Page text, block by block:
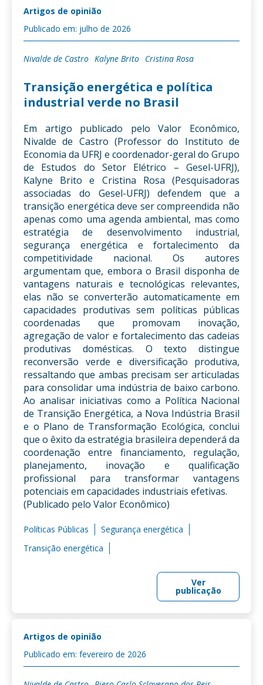
Artigos de opinião
Publicado em: julho de 2026
Nivalde de Castro Kalyne Brito Cristina Rosa
Transição energética e política
industrial verde no Brasil
Em artigo publicado pelo Valor Econômico,
Nivalde de Castro (Professor do Instituto de
Economia da UFRJ e coordenador-geral do Grupo
de Estudos do Setor Elétrico – Gesel-UFRJ),
Kalyne Brito e Cristina Rosa (Pesquisadoras
associadas do Gesel-UFRJ) defendem que a
transição energética deve ser compreendida não
apenas como uma agenda ambiental, mas como
estratégia de desenvolvimento industrial,
segurança energética e fortalecimento da
competitividade nacional. Os autores
argumentam que, embora o Brasil disponha de
vantagens naturais e tecnológicas relevantes,
elas não se converterão automaticamente em
capacidades produtivas sem políticas públicas
coordenadas que promovam inovação,
agregação de valor e fortalecimento das cadeias
produtivas domésticas. O texto distingue
reconversão verde e diversificação produtiva,
ressaltando que ambas precisam ser articuladas
para consolidar uma indústria de baixo carbono.
Ao analisar iniciativas como a Política Nacional
de Transição Energética, a Nova Indústria Brasil
e o Plano de Transformação Ecológica, conclui
que o êxito da estratégia brasileira dependerá da
coordenação entre financiamento, regulação,
planejamento, inovação e qualificação
profissional para transformar vantagens
potenciais em capacidades industriais efetivas.
(Publicado pelo Valor Econômico)
Políticas Públicas
Segurança energética
Transição energética
Ver
publicação
Artigos de opinião
Publicado em: fevereiro de 2026